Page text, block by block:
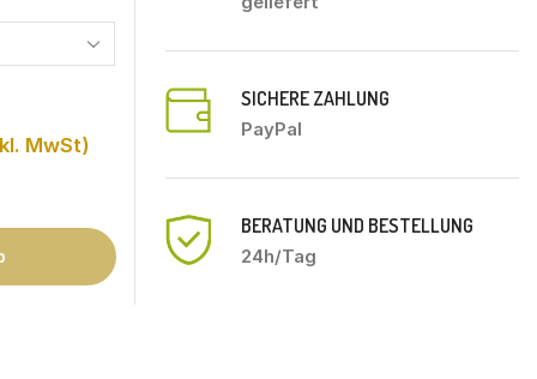
MwSt)
SICHERE ZAHLUNG
PayPal
BERATUNG UND BESTELLUNG
24h/Tag